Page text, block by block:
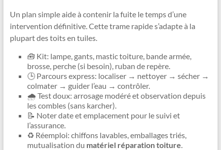
Un plan simple aide à contenir la fuite le temps d’une
intervention définitive. Cette trame rapide s’adapte à la
plupart des toits en tuiles.
🧰 Kit: lampe, gants, mastic toiture, bande armée,
brosse, perche (si besoin), ruban de repère.
🕒 Parcours express: localiser → nettoyer → sécher →
colmater → guider l’eau → contrôler.
🌧️ Test doux: arrosage modéré et observation depuis
les combles (sans karcher).
📝 Noter date et emplacement pour le suivi et
l’assurance.
♻️ Réemploi: chiffons lavables, emballages triés,
mutualisation du matériel réparation toiture.